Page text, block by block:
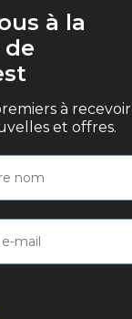
à la
à recevoir
et offres.